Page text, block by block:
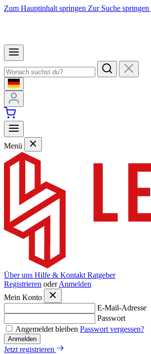
Zum Hauptinhalt springen Zur Suche springen
Menü
Über uns Hilfe & Kontakt Ratgeber
Registrieren oder Anmelden
Mein Konto
E-Mail-Adresse
Passwort
Angemeldet bleiben Passwort vergessen?
Anmelden
Jetzt registrieren